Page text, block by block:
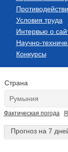
Условия труда
Интервью о
Научно-
Конкурсы
Страна
Фактическая погода
Прогноз на 7